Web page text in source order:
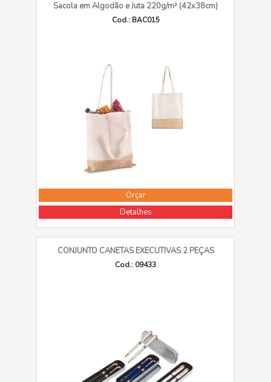
Sacola em Algodão e Juta 220g/m² (42x38cm)
Cod.: BAC015
Orçar
Detalhes
CONJUNTO CANETAS EXECUTIVAS 2 PEÇAS
Cod.: 09433